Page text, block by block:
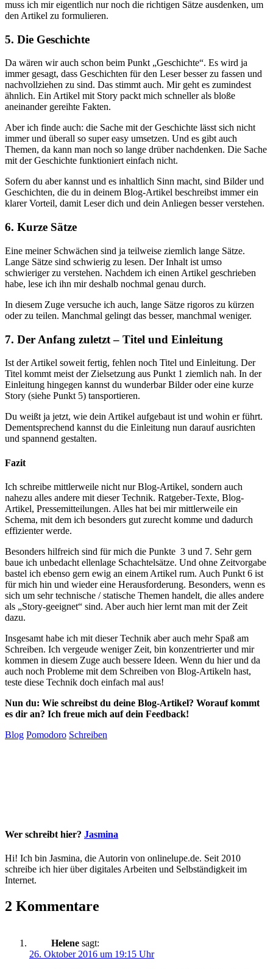
muss ich mir eigentlich nur noch die richtigen Sätze ausdenken, um
den Artikel zu formulieren.
5. Die Geschichte
Da wären wir auch schon beim Punkt „Geschichte“. Es wird ja
immer gesagt, dass Geschichten für den Leser besser zu fassen und
nachvollziehen zu sind. Das stimmt auch. Mir geht es zumindest
ähnlich. Ein Artikel mit Story packt mich schneller als bloße
aneinander gereihte Fakten.
Aber ich finde auch: die Sache mit der Geschichte lässt sich nicht
immer und überall so super easy umsetzen. Und es gibt auch
Themen, da kann man noch so lange drüber nachdenken. Die Sache
mit der Geschichte funktioniert einfach nicht.
Sofern du aber kannst und es inhaltlich Sinn macht, sind Bilder und
Geschichten, die du in deinem Blog-Artikel beschreibst immer ein
klarer Vorteil, damit Leser dich und dein Anliegen besser verstehen.
6. Kurze Sätze
Eine meiner Schwächen sind ja teilweise ziemlich lange Sätze.
Lange Sätze sind schwierig zu lesen. Der Inhalt ist umso
schwieriger zu verstehen. Nachdem ich einen Artikel geschrieben
habe, lese ich ihn mir deshalb nochmal genau durch.
In diesem Zuge versuche ich auch, lange Sätze rigoros zu kürzen
oder zu teilen. Manchmal gelingt das besser, manchmal weniger.
7. Der Anfang zuletzt – Titel und Einleitung
Ist der Artikel soweit fertig, fehlen noch Titel und Einleitung. Der
Titel kommt meist der Zielsetzung aus Punkt 1 ziemlich nah. In der
Einleitung hingegen kannst du wunderbar Bilder oder eine kurze
Story (siehe Punkt 5) tansportieren.
Du weißt ja jetzt, wie dein Artikel aufgebaut ist und wohin er führt.
Dementsprechend kannst du die Einleitung nun darauf ausrichten
und spannend gestalten.
Fazit
Ich schreibe mittlerweile nicht nur Blog-Artikel, sondern auch
nahezu alles andere mit dieser Technik. Ratgeber-Texte, Blog-
Artikel, Pressemitteilungen. Alles hat bei mir mittlerweile ein
Schema, mit dem ich besonders gut zurecht komme und dadurch
effizienter werde.
Besonders hilfreich sind für mich die Punkte 3 und 7. Sehr gern
baue ich unbedacht ellenlage Schachtelsätze. Und ohne Zeitvorgabe
bastel ich ebenso gern ewig an einem Artikel rum. Auch Punkt 6 ist
für mich hin und wieder eine Herausforderung. Besonders, wenn es
sich um sehr technische / statische Themen handelt, die alles andere
als „Story-geeignet“ sind. Aber auch hier lernt man mit der Zeit
dazu.
Insgesamt habe ich mit dieser Technik aber auch mehr Spaß am
Schreiben. Ich vergeude weniger Zeit, bin konzentrierter und mir
kommen in diesem Zuge auch bessere Ideen. Wenn du hier und da
auch noch Probleme mit dem Schreiben von Blog-Artikeln hast,
teste diese Technik doch einfach mal aus!
Nun du: Wie schreibst du deine Blog-Artikel? Worauf kommt
es dir an? Ich freue mich auf dein Feedback!
Blog Pomodoro Schreiben
Wer schreibt hier? Jasmina
Hi! Ich bin Jasmina, die Autorin von onlinelupe.de. Seit 2010
schreibe ich hier über digitales Arbeiten und Selbständigkeit im
Internet.
2 Kommentare
Helene sagt:
26. Oktober 2016 um 19:15 Uhr